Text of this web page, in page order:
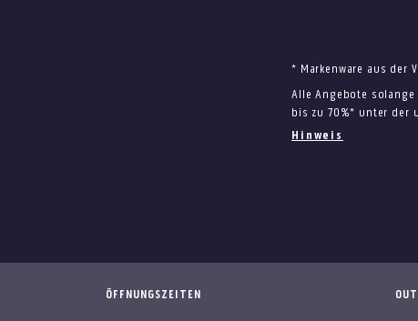
* Markenware aus der
Alle Angebote
bis zu 70%* unter der
Hinweis
ÖFFNUNGSZEITEN